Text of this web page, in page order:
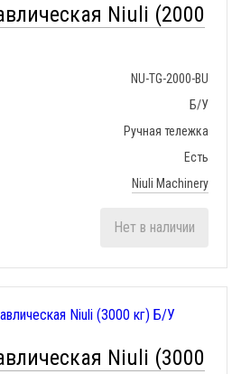
Niuli (2000
NU-TG-2000-BU
Б/У
Ручная тележка
Есть
Niuli Machinery
Нет в наличии
Niuli (3000